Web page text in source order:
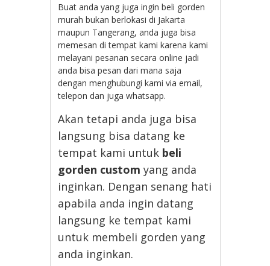
Buat anda yang juga ingin beli gorden
murah bukan berlokasi di Jakarta
maupun Tangerang, anda juga bisa
memesan di tempat kami karena kami
melayani pesanan secara online jadi
anda bisa pesan dari mana saja
dengan menghubungi kami via email,
telepon dan juga whatsapp.
Akan tetapi anda juga bisa
langsung bisa datang ke
tempat kami untuk beli
gorden custom yang anda
inginkan. Dengan senang hati
apabila anda ingin datang
langsung ke tempat kami
untuk membeli gorden yang
anda inginkan.